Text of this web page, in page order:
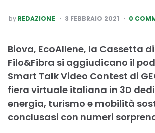
POSTED
BY
by REDAZIONE 3 FEBBRAIO 2021 0
Biova, EcoAllene, la Cassetta
Filo&Fibra si aggiudicano il
Smart Talk Video Contest di
fiera virtuale italiana in 3D
energia, turismo e mobilità
conclusasi con numeri